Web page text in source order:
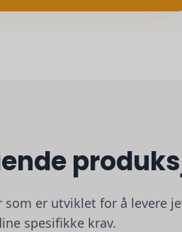
er utviklet for å levere
spesifikke krav.